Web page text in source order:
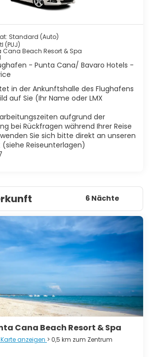
Standard (Auto)
(PUJ)
Cana Beach Resort & Spa
- Punta Cana/ Bavaro Hotels -
in der Ankunftshalle des Flughafens
auf Sie (Ihr Name oder LMX
aufgrund der
bei Rückfragen während Ihrer Reise
Sie sich bitte direkt an unseren
Reiseunterlagen)
6 Nächte
Cana Beach Resort & Spa
anzeigen > 0,5 km zum Zentrum